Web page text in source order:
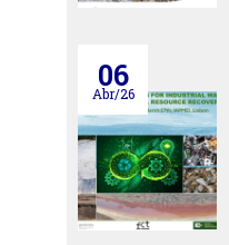
06
Abr/26